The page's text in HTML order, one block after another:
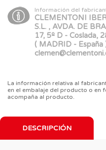
Información del
CLEMENTONI
S.L. , AVDA. DE
17, 5º D - Coslada,
( MADRID - España
La información relativa al
en el embalaje del producto o en
acompaña al producto.
DESCRIPCIÓN